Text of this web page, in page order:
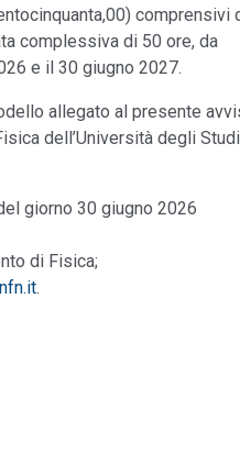
comprensivi
complessiva di 50 ore, da
e il 30 giugno 2027.
allegato al presente
dell’Università degli
giorno 30 giugno 2026
di Fisica;
.